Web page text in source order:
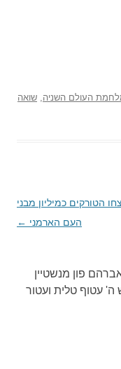
העולם השניה, שואה
הטורקים כמיליון מבני
העם הארמני ←
פון מנשטיין
ה' עטוף טלית ועטור